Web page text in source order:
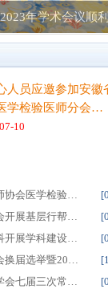
委员会2022年学
人员应邀参加安徽
学检验医师分会…
10
协会医学检验…
开展基层行帮…
开展学科建设…
换届选举暨20…
会七届三次常…